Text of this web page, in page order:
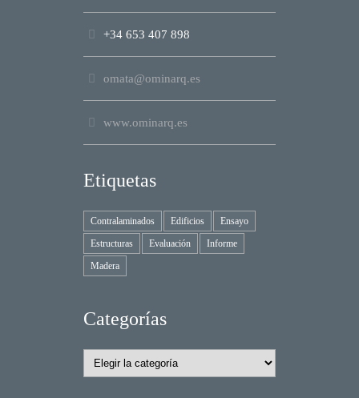
+34 653 407 898
omata@ominarq.es
www.ominarq.es
Etiquetas
Contralaminados Edificios
Ensayo
Estructuras
Evaluación
Informe
Madera
Categorías
Categorías